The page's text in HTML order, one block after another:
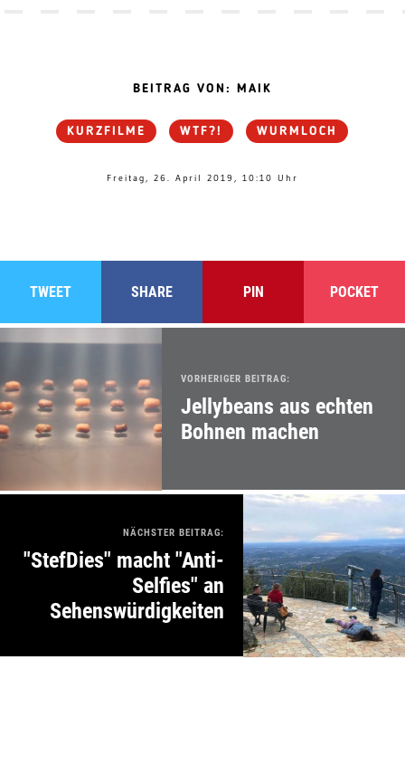
BEITRAG VON: MAIK
KURZFILME WTF?! WURMLOCH
Freitag, 26. April 2019, 10:10 Uhr
TWEET SHARE PIN POCKET
VORHERIGER BEITRAG:
Jellybeans aus echten
Bohnen machen
NÄCHSTER BEITRAG:
"StefDies" macht "Anti-
Selfies" an
Sehenswürdigkeiten